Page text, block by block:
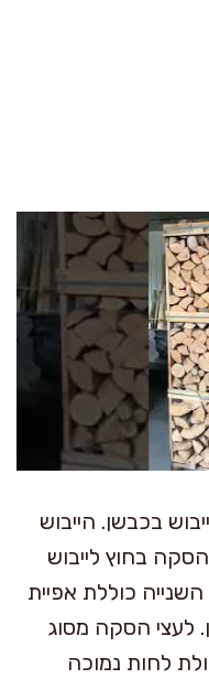
בכבשן. הייבוש
בחוץ לייבוש
כוללת אפיית
לעצי הסקה מסוג
לחות נמוכה